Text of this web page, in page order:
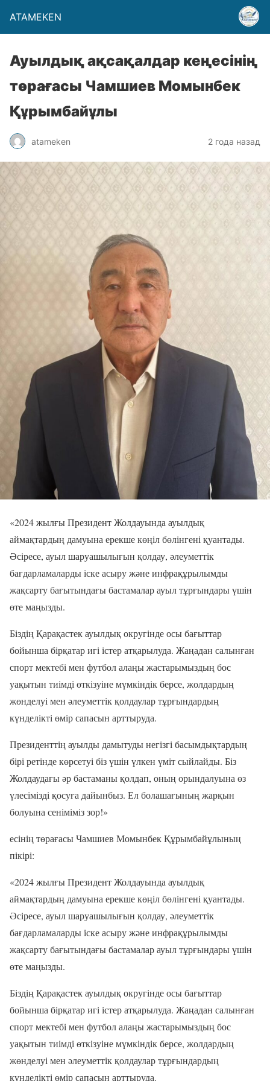
ATAMEKEN
Ауылдық ақсақалдар кеңесінің
төрағасы Чамшиев Момынбек
Құрымбайұлы
atameken 2 года назад
«2024 жылғы Президент Жолдауында ауылдық
аймақтардың дамуына ерекше көңіл бөлінгені қуантады.
Әсіресе, ауыл шаруашылығын қолдау, әлеуметтік
бағдарламаларды іске асыру және инфрақұрылымды
жақсарту бағытындағы бастамалар ауыл тұрғындары үшін
өте маңызды.
Біздің Қарақастек ауылдық округінде осы бағыттар
бойынша бірқатар игі істер атқарылуда. Жаңадан салынған
спорт мектебі мен футбол алаңы жастарымыздың бос
уақытын тиімді өткізуіне мүмкіндік берсе, жолдардың
жөнделуі мен әлеуметтік қолдаулар тұрғындардың
күнделікті өмір сапасын арттыруда.
Президенттің ауылды дамытуды негізгі басымдықтардың
бірі ретінде көрсетуі біз үшін үлкен үміт сыйлайды. Біз
Жолдаудағы әр бастаманы қолдап, оның орындалуына өз
үлесімізді қосуға дайынбыз. Ел болашағының жарқын
болуына сеніміміз зор!»
есінің төрағасы Чамшиев Момынбек Құрымбайұлының
пікірі:
«2024 жылғы Президент Жолдауында ауылдық
аймақтардың дамуына ерекше көңіл бөлінгені қуантады.
Әсіресе, ауыл шаруашылығын қолдау, әлеуметтік
бағдарламаларды іске асыру және инфрақұрылымды
жақсарту бағытындағы бастамалар ауыл тұрғындары үшін
өте маңызды.
Біздің Қарақастек ауылдық округінде осы бағыттар
бойынша бірқатар игі істер атқарылуда. Жаңадан салынған
спорт мектебі мен футбол алаңы жастарымыздың бос
уақытын тиімді өткізуіне мүмкіндік берсе, жолдардың
жөнделуі мен әлеуметтік қолдаулар тұрғындардың
күнделікті өмір сапасын арттыруда.